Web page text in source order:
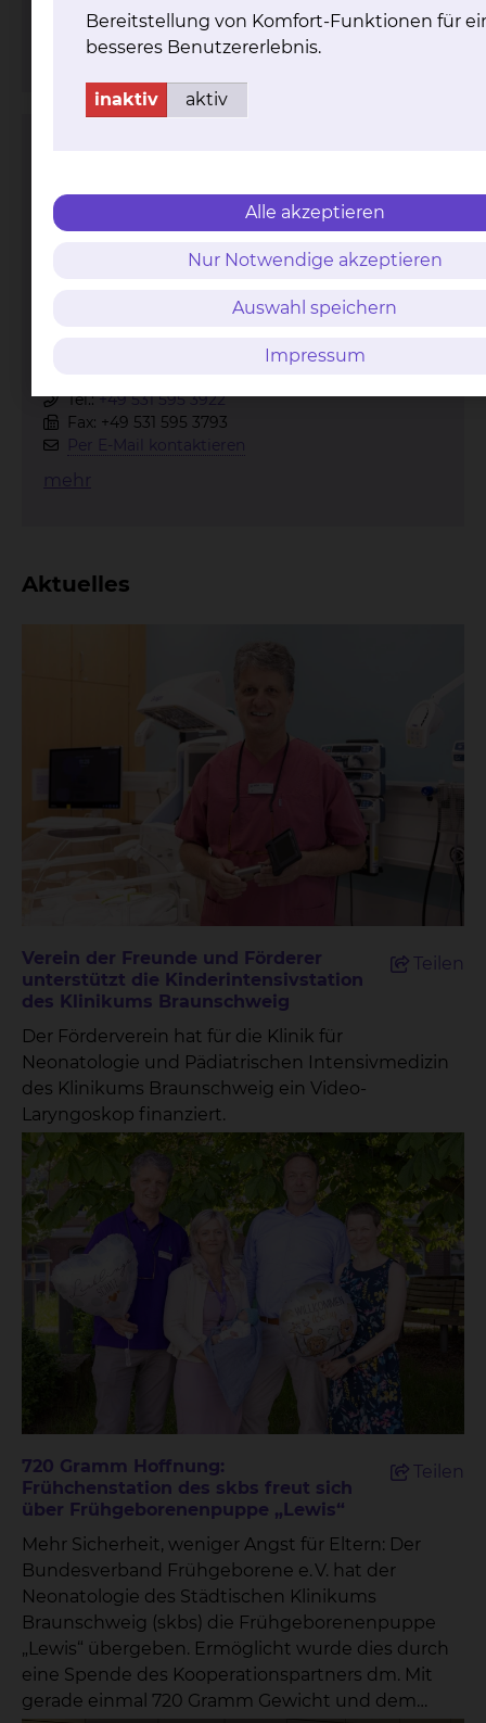
Per E-Mail kontaktieren
mehr
Celler Straße 38, 38114 Braunschweig
Tel.:+49 531 595 3922
Fax: +49 531 595 3793
Per E-Mail kontaktieren
mehr
Aktuelles
Verein der Freunde und Förderer
unterstützt die Kinderintensivstation
des Klinikums Braunschweig
Teilen
Der Förderverein hat für die Klinik für
Neonatologie und Pädiatrischen Intensivmedizin
des Klinikums Braunschweig ein Video-
Laryngoskop finanziert.
720 Gramm Hoffnung:
Frühchenstation des skbs freut sich
über Frühgeborenenpuppe „Lewis“
Teilen
Mehr Sicherheit, weniger Angst für Eltern: Der
Bundesverband Frühgeborene e. V. hat der
Neonatologie des Städtischen Klinikums
Braunschweig (skbs) die Frühgeborenenpuppe
„Lewis“ übergeben. Ermöglicht wurde dies durch
eine Spende des Kooperationspartners dm. Mit
gerade einmal 720 Gramm Gewicht und dem
Bereitstellung von Komfort-Funktionen für
besseres Benutzererlebnis.
inaktiv aktiv
Alle akzeptieren
Nur Notwendige akzeptieren
Auswahl speichern
Impressum